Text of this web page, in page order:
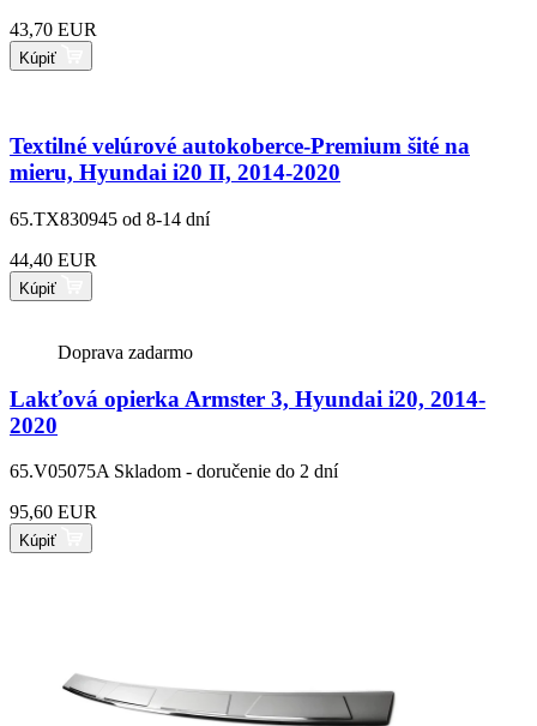
43,70 EUR
Kúpiť
Textilné velúrové autokoberce-Premium šité na
mieru, Hyundai i20 II, 2014-2020
65.TX830945 od 8-14 dní
44,40 EUR
Kúpiť
Doprava zadarmo
Lakťová opierka Armster 3, Hyundai i20, 2014-
2020
65.V05075A Skladom - doručenie do 2 dní
95,60 EUR
Kúpiť